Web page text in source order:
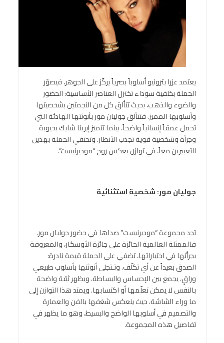
يعتمد عزرا بترونيو أسلوباً بصرياً يركّز على الجوهر، فيصوّر
الحملة بخلفية سوداء تختزل العناصر الأساسية: الحضور
والضوء والذهب، بحيث تتألق كل من النجمتين بشخصيتها
وأسلوبها المميز. فتتألق جوليان مور بأنوثتها الهادئة التي
تحمل عمقاً إنسانياً واضحاً، بينما تتميز إيرينا شايك بحيوية
وجرأة وشخصية قوية تجذب الأنظار. وتحتفي الحملة بهذين
التعبيرين معاً، في توازن يعكس روح “موديرنيست”.
جوليان مور:شخصيةاستثنائية
تجد مجموعة “موديرنيست” صداها في حضور جوليان مور.
فالممثلة العالمية الحائزة على جائزة الأوسكار، والمعروفة
بجرأتها في اختياراتها، تضفي على الحملة قيمة نادرة:
الصدق بعيداً عن أي تكلّف. وتـتجلى أنوثتها بأسلوب طبيعي
وراقٍ، يجمع بين الإحساس والبساطة، ويظهر ثقة واضحة
بالنفس لا يمكن تعلّمها أو اكتسابها. ويمتد هذا التوازن إلى
ما وراء الشاشة، حيث ينعكس شغفها بالفن والعمارة
والتصميم في أسلوبها الواضح والبسيط، وهو ما يظهر في
تفاصيل هذه المجموعة.